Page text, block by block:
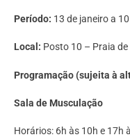
Período: 13 de janeiro a
Local: Posto 10 – Praia
Programação (sujeita à
Sala de Musculação
Horários: 6h às 10h e 17h